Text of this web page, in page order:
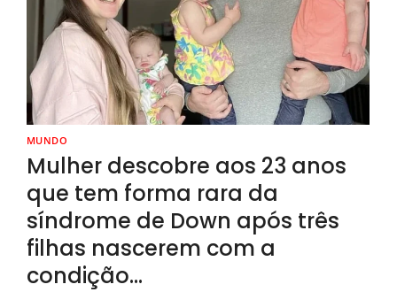
MUNDO
Mulher descobre aos 23 anos
que tem forma rara da
síndrome de Down após três
filhas nascerem com a
condição…